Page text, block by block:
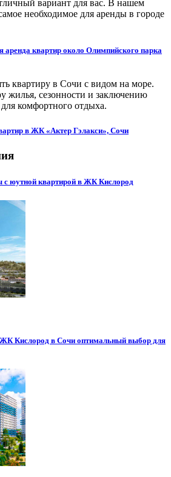
вариант для вас. В нашем
необходимое для аренды в городе
аренда квартир около Олимпийского парка
квартиру в Сочи с видом на море.
жилья, сезонности и заключению
комфортного отдыха.
в ЖК «Актер Гэлакси», Сочи
юутной квартирой в ЖК Кислород
Кислород в Сочи оптимальный выбор для